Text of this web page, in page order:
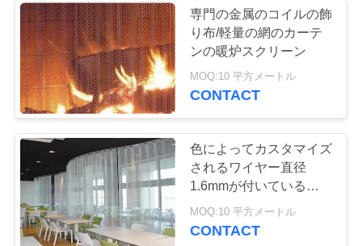
つ
い
て
工
場
旅
行
専門の金属のコイルの飾
り布/軽量の網のカーテ
ンの暖炉スクリーン
MOQ:10 平方メートル
CONTACT
色によってカスタマイズ
されるワイヤー直径
1.6mmが付いている耐久
の軽量の金属のコイルの
飾り布
MOQ:10 平方メートル
CONTACT